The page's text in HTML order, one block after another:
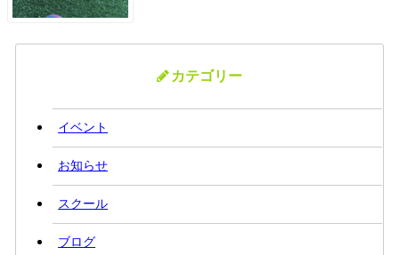
カテゴリー
イベント
お知らせ
スクール
ブログ